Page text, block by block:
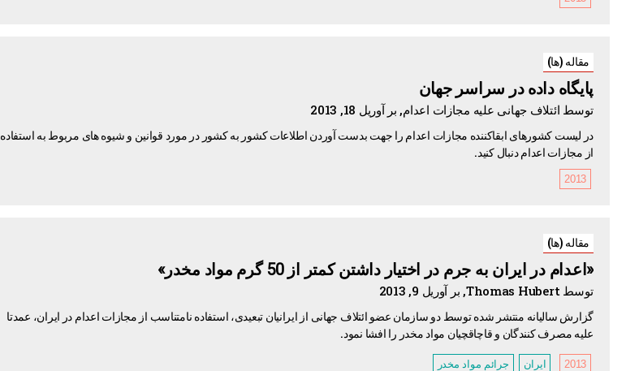
مقاله (ها)
پایگاه داده در سراسر جهان
توسط ائتلاف جهانی علیه مجازات اعدام, بر آوریل 18, 2013
در لیست کشورهای ابقاکننده مجازات اعدام را جهت بدست آوردن اطلاعات کشور به کشور در مورد قوانین و شیوه های مربوط به استفاده
از مجازات اعدام دنبال کنید.
2013
مقاله (ها)
«اعدام در ایران به جرم در اختیار داشتن کمتر از 50 گرم مواد مخدر»
توسط Thomas Hubert, بر آوریل 9, 2013
گزارش سالیانه منتشر شده توسط دو سازمان عضو ائتلاف جهانی از ایرانیان تبعیدی، استفاده نامتناسب از مجازات اعدام در ایران، عمدتا
علیه مصرف کنندگان و قاچاقچیان مواد مخدر را افشا نمود.
2013 ایران جرائم مواد مخدر